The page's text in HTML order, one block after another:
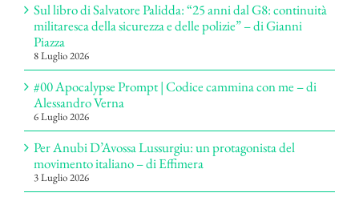
Sul libro di Salvatore Palidda: “25 anni dal G8: continuità
militaresca della sicurezza e delle polizie” – di Gianni
Piazza
8 Luglio 2026
#00 Apocalypse Prompt | Codice cammina con me – di
Alessandro Verna
6 Luglio 2026
Per Anubi D’Avossa Lussurgiu: un protagonista del
movimento italiano – di Effimera
3 Luglio 2026